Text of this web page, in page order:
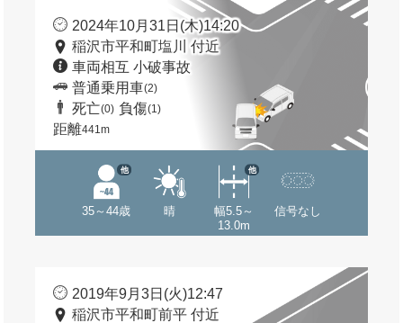
2024年10月31日(木)14:20
稲沢市平和町塩川 付近
車両相互 小破事故
普通乗用車(2)
死亡(0) 負傷(1)
距離441m
35～44歳
他
晴
幅5.5～
13.0m
他
信号なし
2019年9月3日(火)12:47
稲沢市平和町前平 付近